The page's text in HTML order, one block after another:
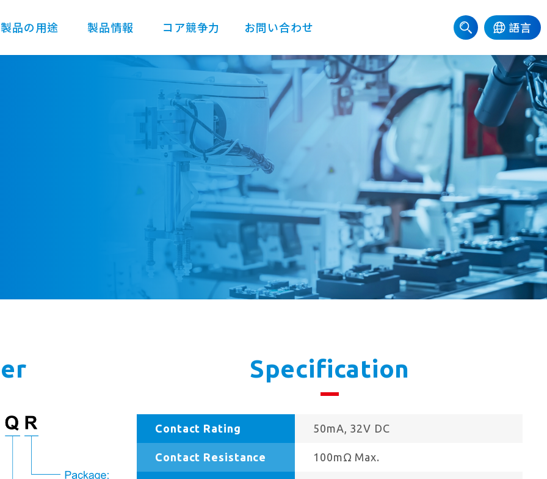
製品の用途 製品情報 コア競争力 お問い合わせ 語言
Specification
Contact Rating 50mA, 32V DC
Contact Resistance 100mΩ Max.